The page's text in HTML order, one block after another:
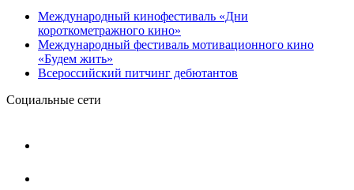
Международный кинофестиваль «Дни
короткометражного кино»
Международный фестиваль мотивационного кино
«Будем жить»
Всероссийский питчинг дебютантов
Социальные сети